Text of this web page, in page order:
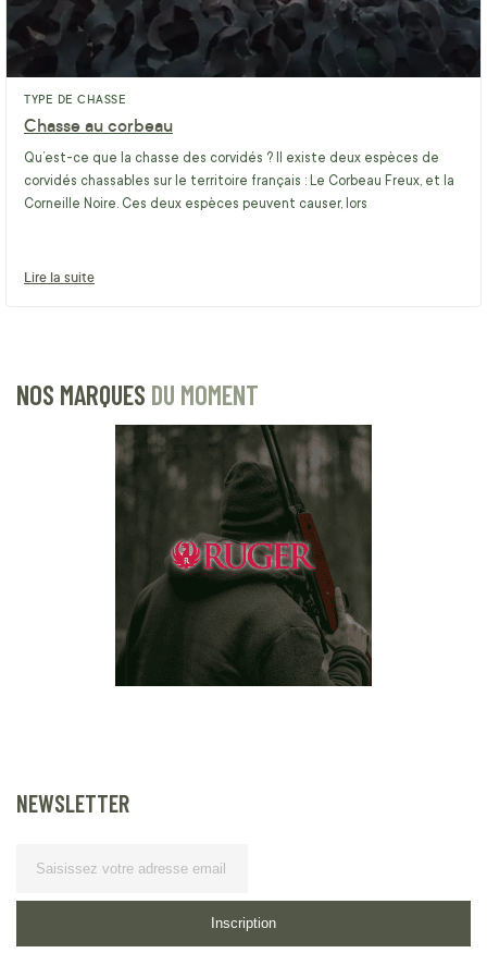
TYPE DE CHASSE
Chasse au corbeau
Qu’est-ce que la chasse des corvidés ? Il existe deux espèces de
corvidés chassables sur le territoire français : Le Corbeau Freux, et la
Corneille Noire. Ces deux espèces peuvent causer, lors
Lire la suite
NOS MARQUES DU MOMENT
NEWSLETTER
Inscription